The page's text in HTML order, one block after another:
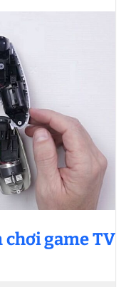
chơi game TV